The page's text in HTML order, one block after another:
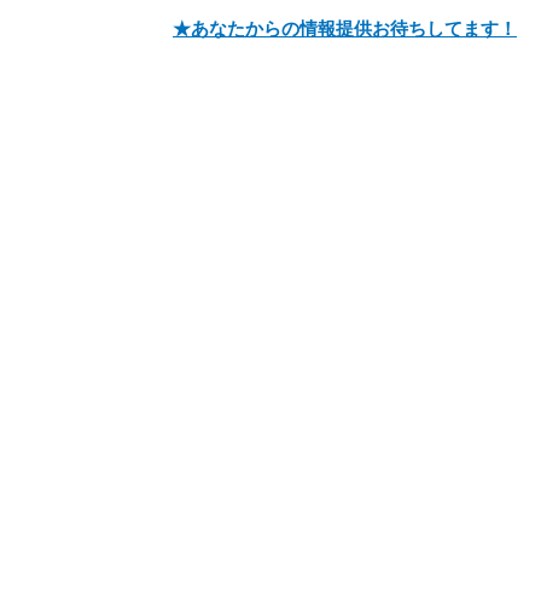
★あなたからの情報提供お待ちしてます！